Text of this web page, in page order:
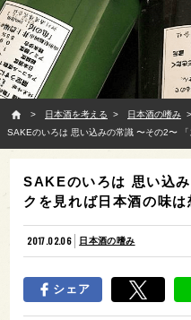
日本酒を考える
日本酒の嗜み
SAKEのいろは 思い込みの常識 〜その2〜
SAKEのいろは 思い込
クを見れば日本酒の味は
2017.02.06 日本酒の嗜み
シェア